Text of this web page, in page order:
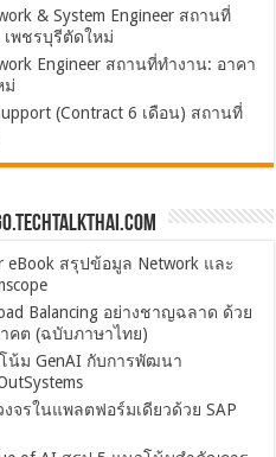
& System Engineer สถานที่
เพชรบุรีตัดใหม่
Engineer สถานที่ทำงาน: อาคา
ม่
(Contract 6 เดือน) สถานที่
eBook สรุปข้อมูล Network และ
Balancing อย่างชาญฉลาด ด้วย
คต (ฉบับภาษาไทย)
น้ม GenAI กับการพัฒนา
รในแพลตฟอร์มเดียวด้วย SAP